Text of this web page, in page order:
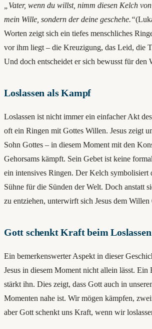
„Vater, wenn du willst, nimm diesen Kelch
mein Wille, sondern der deine geschehe.“
Worten zeigt sich ein tiefes menschliches
vor ihm liegt – die Kreuzigung, das Leid, die
Und doch entscheidet er sich bewusst für den
Loslassen als Kampf
Loslassen ist nicht immer ein einfacher Akt
oft ein Ringen mit Gottes Willen. Jesus zeigt
Sohn Gottes – in diesem Moment mit den
Gehorsams kämpft. Sein Gebet ist keine
ein intensives Ringen. Der Kelch symbolisiert
Sühne für die Sünden der Welt. Doch anstatt
zu entziehen, unterwirft sich Jesus dem Willen
Gott schenkt Kraft beim Loslassen
Ein bemerkenswerter Aspekt in dieser
Jesus in diesem Moment nicht allein lässt. Ein
stärkt ihn. Dies zeigt, dass Gott auch in
Momenten nahe ist. Wir mögen kämpfen,
aber Gott schenkt uns Kraft, wenn wir